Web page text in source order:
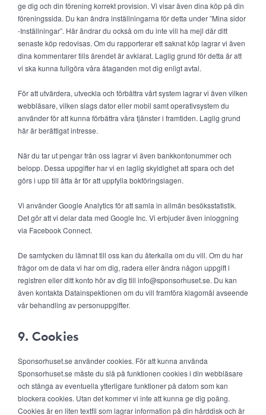
ge dig och din förening korrekt provision. Vi visar även dina köp på din
föreningssida. Du kan ändra inställningarna för detta under ”Mina sidor
-Inställningar”. Här ändrar du också om du inte vill ha mejl där ditt
senaste köp redovisas. Om du rapporterar ett saknat köp lagrar vi även
dina kommentarer tills ärendet är avklarat. Laglig grund för detta är att
vi ska kunna fullgöra våra åtaganden mot dig enligt avtal.
För att utvärdera, utveckla och förbättra vårt system lagrar vi även vilken
webbläsare, vilken slags dator eller mobil samt operativsystem du
använder för att kunna förbättra våra tjänster i framtiden. Laglig grund
här är berättigat intresse.
När du tar ut pengar från oss lagrar vi även bankkontonummer och
belopp. Dessa uppgifter har vi en laglig skyldighet att spara och det
görs i upp till åtta år för att uppfylla bokföringslagen.
Vi använder Google Analytics för att samla in allmän besöksstatistik.
Det gör att vi delar data med Google Inc. Vi erbjuder även inloggning
via Facebook Connect.
De samtycken du lämnat till oss kan du återkalla om du vill. Om du har
frågor om de data vi har om dig, radera eller ändra någon uppgift i
registren eller ditt konto hör av dig till info@sponsorhuset.se. Du kan
även kontakta Datainspektionen om du vill framföra klagomål avseende
vår behandling av personuppgifter.
9. Cookies
Sponsorhuset.se använder cookies. För att kunna använda
Sponsorhuset.se måste du slå på funktionen cookies i din webbläsare
och stänga av eventuella ytterligare funktioner på datorn som kan
blockera cookies. Utan det kommer vi inte att kunna ge dig poäng.
Cookies är en liten textfil som lagrar information på din hårddisk och är